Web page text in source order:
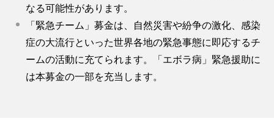
なる可能性があります。
「緊急チーム」募金は、自然災害や紛争の激化、感染
症の大流行といった世界各地の緊急事態に即応するチ
ームの活動に充てられます。「エボラ病」緊急援助に
は本募金の一部を充当します。